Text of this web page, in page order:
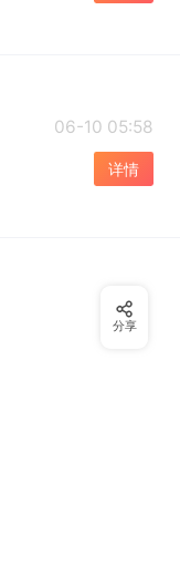
06-10 05:58
详情
分享